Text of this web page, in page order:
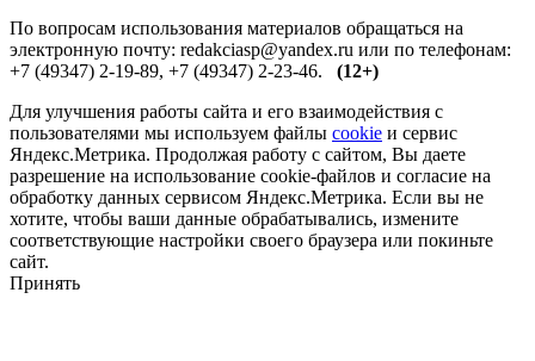
По вопросам использования материалов обращаться на
электронную почту: redakciasp@yandex.ru или по телефонам:
+7 (49347) 2-19-89, +7 (49347) 2-23-46. (12+)
Для улучшения работы сайта и его взаимодействия с
пользователями мы используем файлы cookie и сервис
Яндекс.Метрика. Продолжая работу с сайтом, Вы даете
разрешение на использование cookie-файлов и согласие на
обработку данных сервисом Яндекс.Метрика. Если вы не
хотите, чтобы ваши данные обрабатывались, измените
соответствующие настройки своего браузера или покиньте
сайт.
Принять